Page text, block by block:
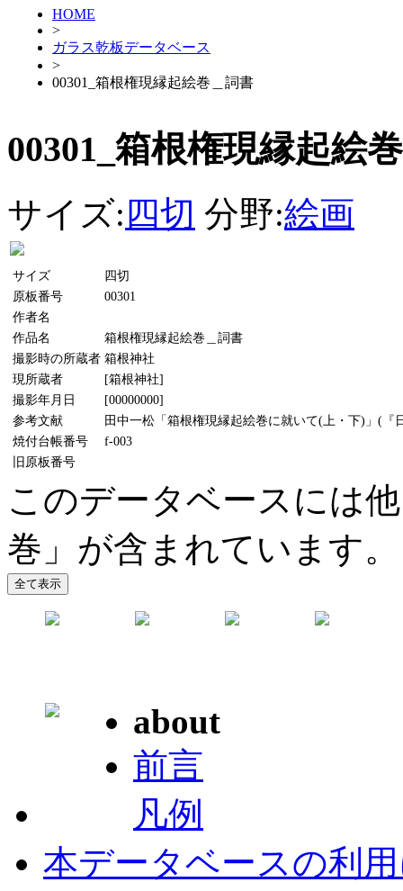
HOME
>
ガラス乾板データベース
>
00301_箱根権現縁起絵巻＿詞書
00301_箱根権現縁起絵
サイズ: 四切 分野:絵画
サイズ
四切
原板番号
00301
作者名
作品名
箱根権現縁起絵巻＿詞書
撮影時の所蔵者 箱根神社
現所蔵者
[箱根神社]
撮影年月日
[00000000]
参考文献
田中一松「箱根権現縁起絵巻に就いて(上・下)」(『
焼付台帳番号
f-003
旧原板番号
このデータベースには
巻」が含まれています。
about
前言
凡例
本データベースの利